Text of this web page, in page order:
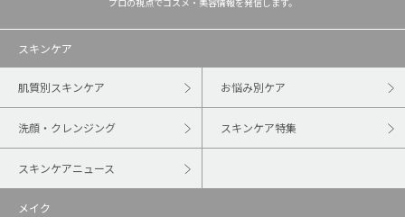
スキンケア
肌質別スキンケア お悩み別ケア
洗顔・クレンジング スキンケア特集
スキンケアニュース
メイク